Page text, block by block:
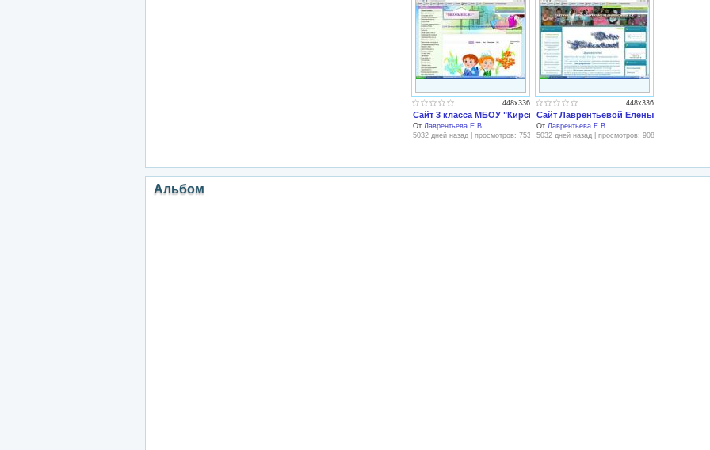
448x336
Сайт 3 класса МБОУ "Кирская СОШ" - Главная страница
От Лаврентьева Е.В.
5032 дней назад | просмотров: 753
448x336
Сайт Лаврентьевой Елены Валерьевны
От Лаврентьева Е.В.
5032 дней назад | просмотров: 908
Альбом